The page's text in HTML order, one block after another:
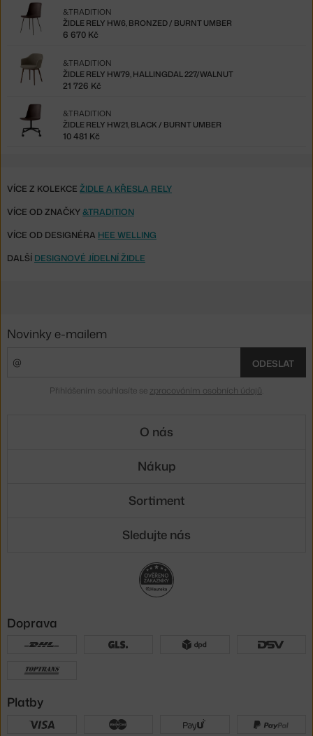
ŽIDLE RELY HW6, BRONZED / BURNT UMBER
&TRADITION
6 670 Kč
ŽIDLE RELY HW79, HALLINGDAL 227/WALNUT
&TRADITION
21 726 Kč
ŽIDLE RELY HW21, BLACK / BURNT UMBER
&TRADITION
10 481 Kč
VÍCE Z KOLEKCE ŽIDLE A KŘESLA RELY
VÍCE OD ZNAČKY&TRADITION
VÍCE OD DESIGNÉRA HEE WELLING
DALŠÍ DESIGNOVÉ JÍDELNÍ ŽIDLE
Novinky e-mailem
ODESLAT
Přihlášením souhlasíte se zpracováním osobních údajů
O nás
Nákup
Sortiment
Sledujte nás
Doprava
Platby